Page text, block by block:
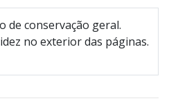
de conservação geral.
no exterior das páginas.